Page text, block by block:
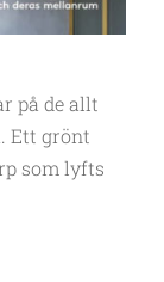
på de allt
Ett grönt
som lyfts